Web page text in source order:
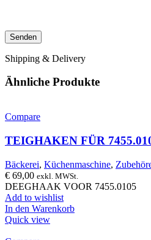
Shipping & Delivery
Ähnliche Produkte
Compare
TEIGHAKEN FÜR
Bäckerei, Küchenmaschine,
€ 69,00 exkl. MWSt.
DEEGHAAK VOOR 7455.0105
Add to wishlist
In den Warenkorb
Quick view